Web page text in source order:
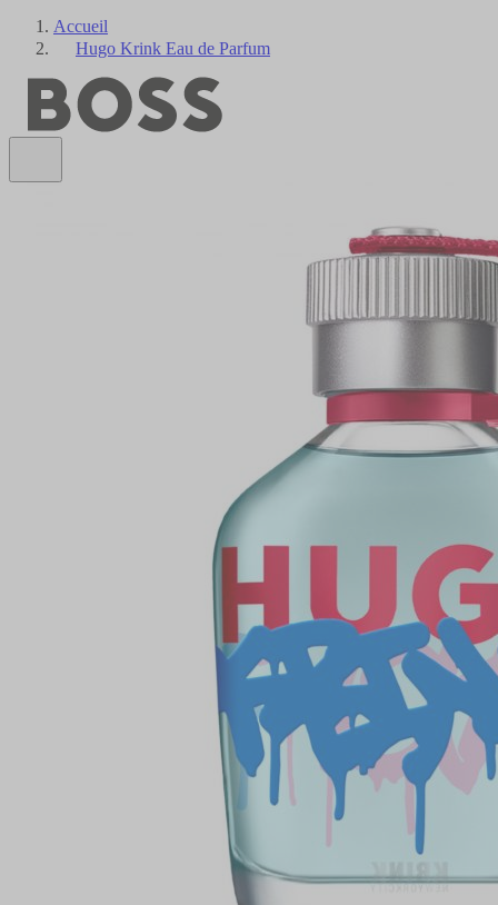
Accueil
Hugo Krink Eau de Parfum